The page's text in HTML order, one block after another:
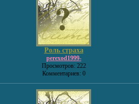
Роль страха
perexod1999-
Просмотров: 222
Комментариев: 0